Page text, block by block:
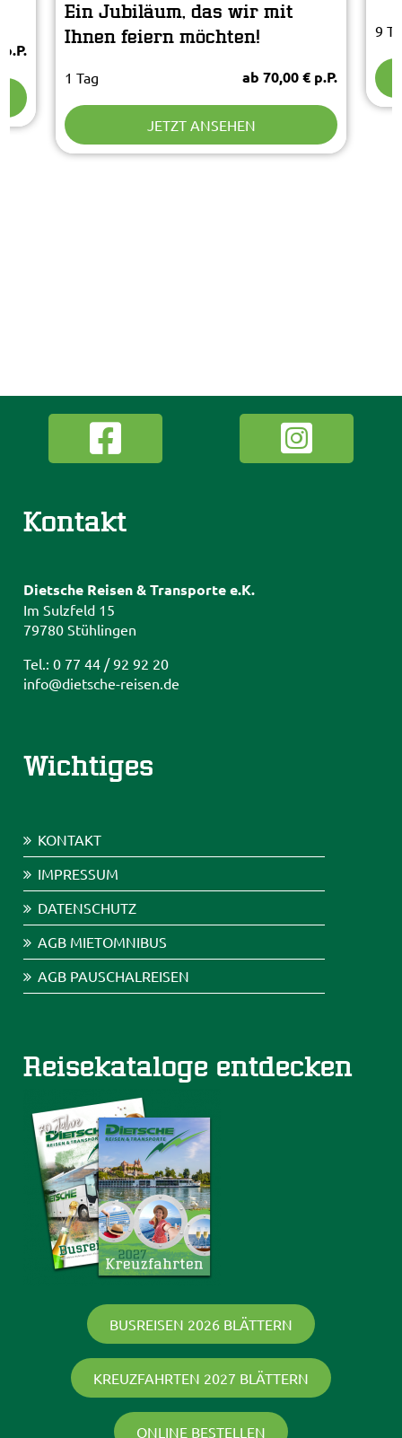
Ein Jubiläum, das wir mit
Ihnen feiern möchten!
1 Tag ab 70,00 € p.P.
JETZT ANSEHEN
9
Kontakt
Dietsche Reisen & Transporte e.K.
Im Sulzfeld 15
79780 Stühlingen
Tel.: 0 77 44 / 92 92 20
info@dietsche-reisen.de
Wichtiges
KONTAKT
IMPRESSUM
DATENSCHUTZ
AGB MIETOMNIBUS
AGB PAUSCHALREISEN
Reisekataloge entdecken
BUSREISEN 2026 BLÄTTERN
KREUZFAHRTEN 2027 BLÄTTERN
ONLINE BESTELLEN